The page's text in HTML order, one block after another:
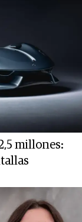
millones: